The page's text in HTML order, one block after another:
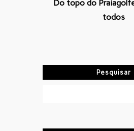
Do topo do
todos
Pesquisar